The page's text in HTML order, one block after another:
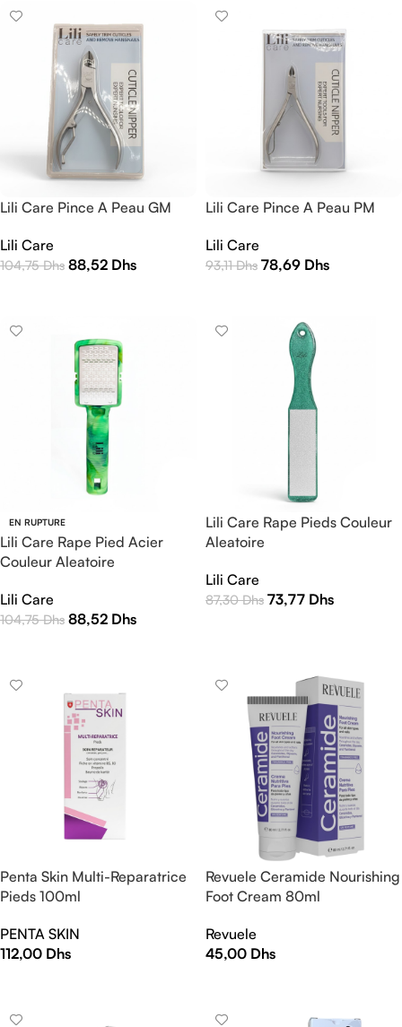
Lili Care Pince A Peau GM
Lili Care
104,75Dhs 88,52 Dhs
Lili Care Pince A Peau PM
Lili Care
93,11Dhs 78,69 Dhs
EN RUPTURE
Lili Care Rape Pied Acier
Couleur Aleatoire
Lili Care
104,75Dhs 88,52 Dhs
Lili Care Rape Pieds Couleur
Aleatoire
Lili Care
87,30Dhs 73,77 Dhs
Penta Skin Multi-Reparatrice
Pieds 100ml
PENTA SKIN
112,00 Dhs
Revuele Ceramide Nourishing
Foot Cream 80ml
Revuele
45,00 Dhs